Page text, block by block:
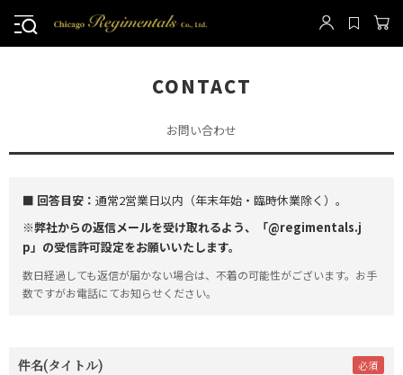
CONTACT
お問い合わせ
■ 回答目安： 通常2営業日以内（年末年始・臨時休業除く）。
※弊社からの返信メールを受け取れるよう、「@regimentals.j
p」の受信許可設定をお願いいたします。
数日経過しても返信が届かない場合は、不着の可能性がございます。お手
数ですがお電話にてお知らせください。
件名(タイトル)